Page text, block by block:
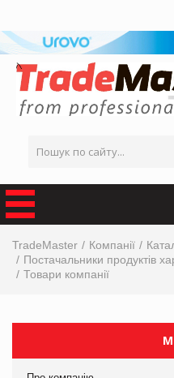
TradeMaster Компанії
Постачальники продуктів
Товари компанії